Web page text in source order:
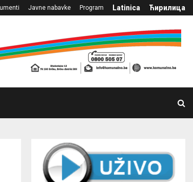
Javne nabavke Program Latinica Ћирилица